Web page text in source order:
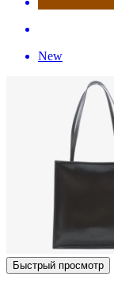
New
Быстрый просмотр